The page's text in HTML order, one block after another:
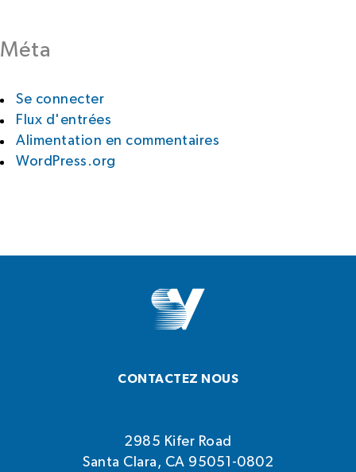
Méta
Se connecter
Flux d'entrées
Alimentation en commentaires
WordPress.org
CONTACTEZ NOUS
2985 Kifer Road
Santa Clara, CA 95051-0802